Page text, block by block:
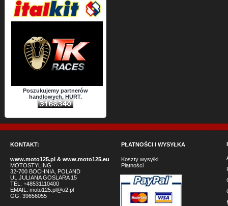
Poszukujemy partnerów
handlowych, HURT.
KONTAKT:
www.moto125.pl & www.moto125.eu
MOTOSTYLING
32-700 BOCHNIA, POLAND
UL.JULIANA GOSLARA 15
TEL: +48531110400
EMAIL: moto125.pl@o2.pl
GG: 39656055
PŁATNOŚCI I WYSYŁKA
Koszty wysyłki
Płatności